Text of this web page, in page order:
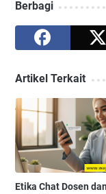
Berbagi
Artikel Terkait
Etika Chat Dosen